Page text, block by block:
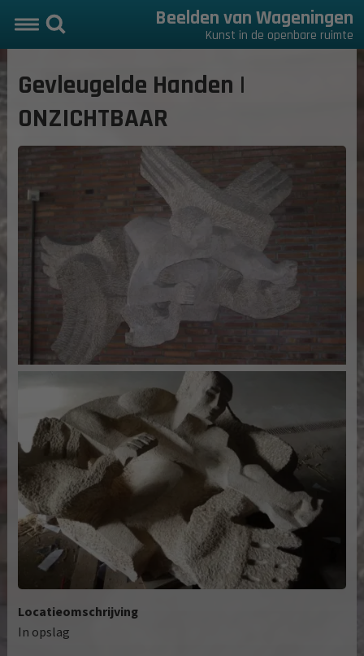
Beelden van Wageningen
Kunst in de openbare ruimte
Gevleugelde Handen |
ONZICHTBAAR
Locatieomschrijving
In opslag